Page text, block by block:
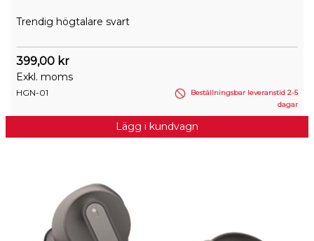
Trendig högtalare svart
399,00 kr
Exkl. moms
HGN-01
Beställningsbar leveranstid 2-5
dagar
Lägg i kundvagn